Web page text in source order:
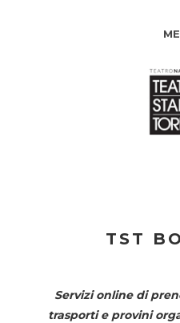
TST
Servizi online di
trasporti e provini